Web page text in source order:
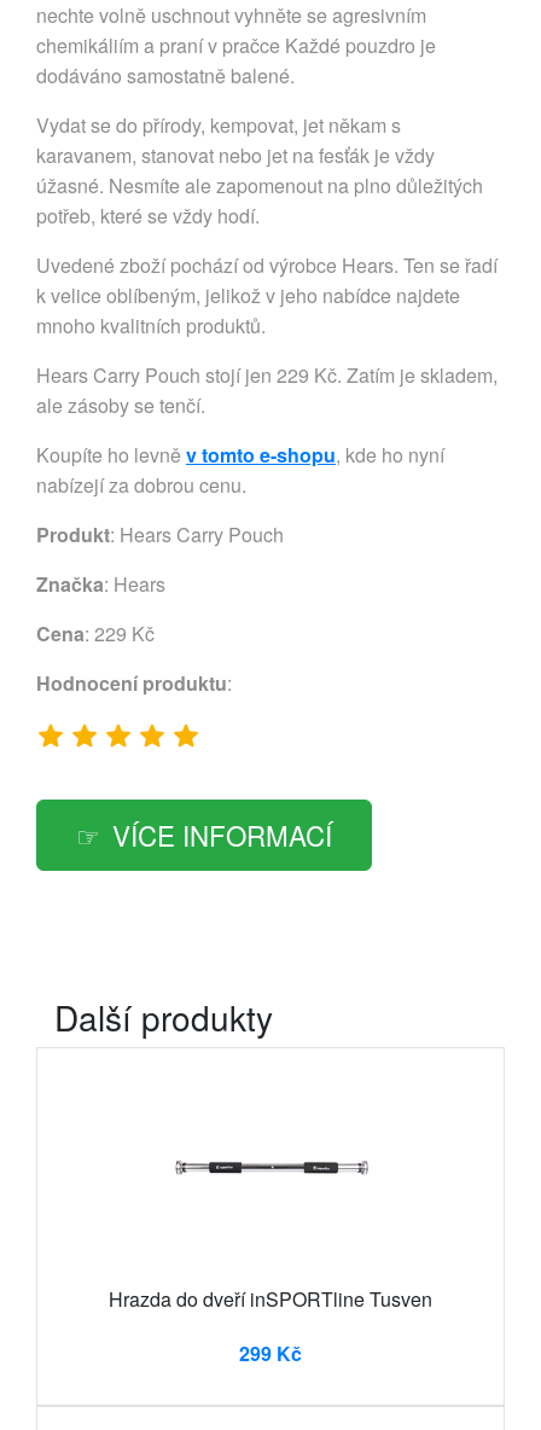
nechte volně uschnout vyhněte se agresivním
chemikáliím a praní v pračce Každé pouzdro je
dodáváno samostatně balené.
Vydat se do přírody, kempovat, jet někam s
karavanem, stanovat nebo jet na fesťák je vždy
úžasné. Nesmíte ale zapomenout na plno důležitých
potřeb, které se vždy hodí.
Uvedené zboží pochází od výrobce Hears. Ten se řadí
k velice oblíbeným, jelikož v jeho nabídce najdete
mnoho kvalitních produktů.
Hears Carry Pouch stojí jen 229 Kč. Zatím je skladem,
ale zásoby se tenčí.
Koupíte ho levně v tomto e-shopu, kde ho nyní
nabízejí za dobrou cenu.
Produkt: Hears Carry Pouch
Značka: Hears
Cena: 229 Kč
Hodnocení produktu:
VÍCE INFORMACÍ
Další produkty
Hrazda do dveří inSPORTline Tusven
299 Kč